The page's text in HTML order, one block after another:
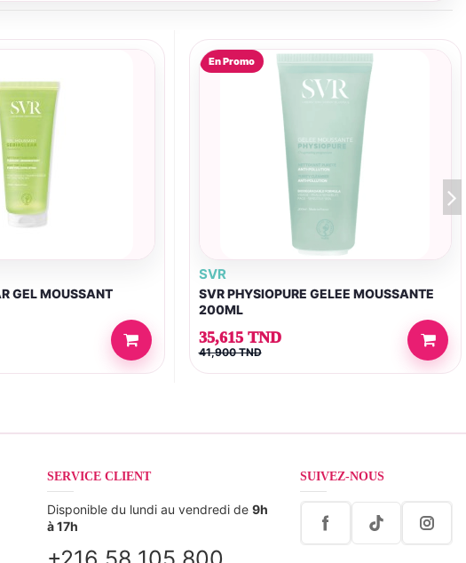
GEL MOUSSANT
En Promo
SVR
SVR PHYSIOPURE GELEE MOUSSANTE
200ML
35,615 TND
41,900 TND
SERVICE CLIENT
Disponible du lundi au vendredi de 9h
à 17h
SUIVEZ-NOUS